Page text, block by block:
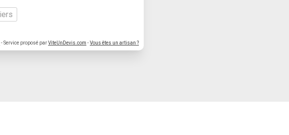
- Service proposé parViteUnDevis.com -Vous êtes un artisan ?